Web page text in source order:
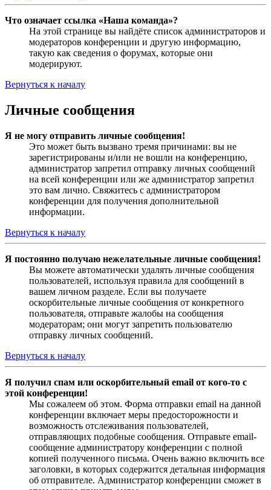
Что означает ссылка «Наша команда»?
На этой странице вы найдёте список администраторов и
модераторов конференции и другую информацию,
такую как сведения о форумах, которые они
модерируют.
Вернуться к началу
Личные сообщения
Я не могу отправить личные сообщения!
Это может быть вызвано тремя причинами: вы не
зарегистрированы и/или не вошли на конференцию,
администратор запретил отправку личных сообщений
на всей конференции или же администратор запретил
это вам лично. Свяжитесь с администратором
конференции для получения дополнительной
информации.
Вернуться к началу
Я постоянно получаю нежелательные личные сообщения!
Вы можете автоматически удалять личные сообщения
пользователей, используя правила для сообщений в
вашем личном разделе. Если вы получаете
оскорбительные личные сообщения от конкретного
пользователя, отправьте жалобы на сообщения
модераторам; они могут запретить пользователю
отправку личных сообщений.
Вернуться к началу
Я получил спам или оскорбительный email от кого-то с
этой конференции!
Мы сожалеем об этом. Форма отправки email на данной
конференции включает меры предосторожности и
возможность отслеживания пользователей,
отправляющих подобные сообщения. Отправьте email-
сообщение администратору конференции с полной
копией полученного письма. Очень важно включить все
заголовки, в которых содержится детальная информация
об отправителе. Администратор конференции сможет в